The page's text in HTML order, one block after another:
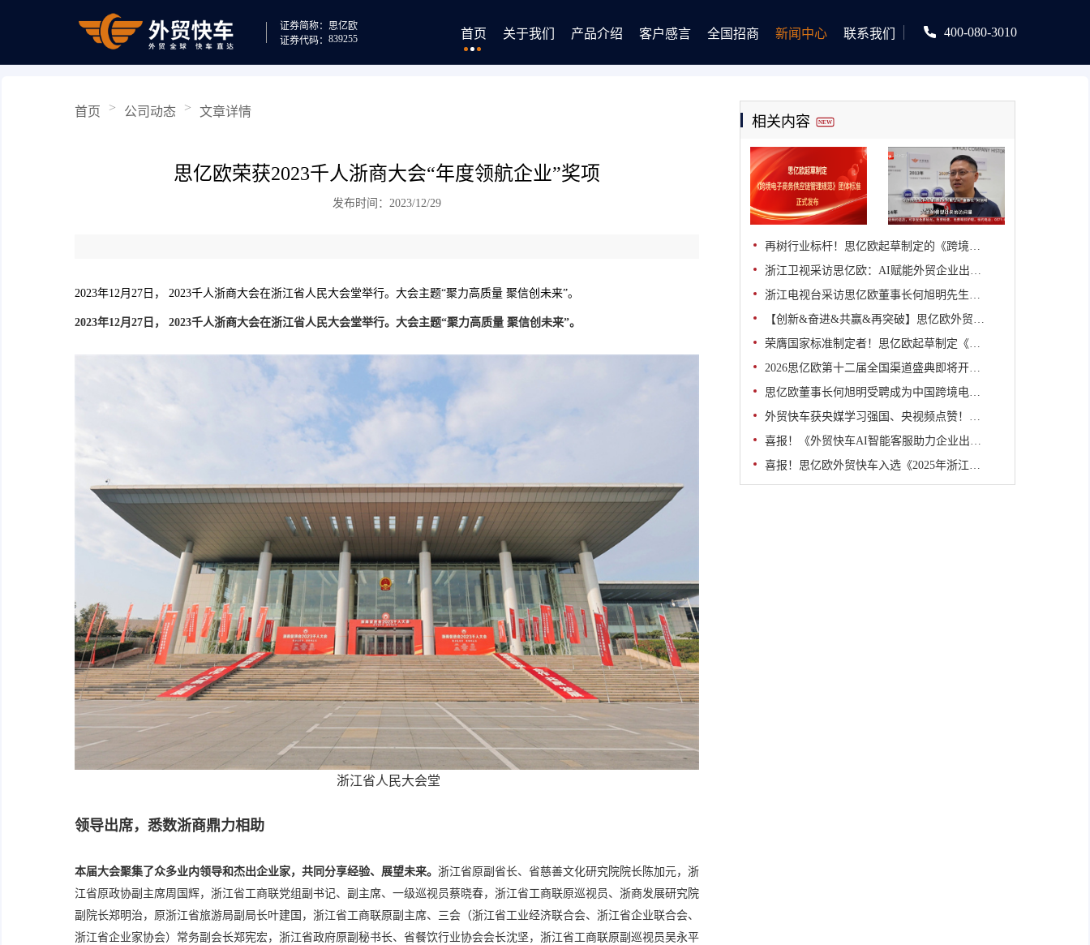
证券简称： 思亿欧
证券代码：839255 首页 关于我们 产品介绍 客户感言 全国招商 新闻中心 联系我们 400-080-3010
首页 > 公司动态 > 文章详情
思亿欧荣获2023千人浙商大会“年度领航企业”奖项
发布时间：2023/12/29
2023年12 月 27 日， 2023千人浙商大会在浙江省人民大会堂举行。大会主题“聚力高质量 聚信创未来”。
2023年12月27日， 2023千人浙商大会在浙江省人民大会堂举行。大会主题“聚力高质量 聚信创未来”。
浙江省人民大会堂
领导出席，悉数浙商鼎力相助
本届大会聚集了众多业内领导和杰出企业家，共同分享经验、展望未来。 浙江省原副省长、省慈善文化研究院院长陈加元，浙
江省原政协副主席周国辉，浙江省工商联党组副书记、副主席、一级巡视员蔡晓春，浙江省工商联原巡视员、浙商发展研究院
副院长郑明治，原浙江省旅游局副局长叶建国，浙江省工商联原副主席、三会（浙江省工业经济联合会、浙江省企业联合会、
浙江省企业家协会）常务副会长郑宪宏，浙江省政府原副秘书长、省餐饮行业协会会长沈坚，浙江省工商联原副巡视员吴永平
相关内容 NEW
再树行业标杆！思亿欧起草制定的《跨境电子商务供应链管理规范》团体标准正式发布
浙江卫视采访思亿欧：AI赋能外贸企业出海，助力中国外贸提质增效
浙江电视台采访思亿欧董事长何旭明先生：思亿欧外贸快车引领“内转外”企业乘AI东风出海
【创新&奋进&共赢&再突破】思亿欧外贸快车第十二届全国渠道盛典胜利闭幕！
荣膺国家标准制定者！思亿欧起草制定《跨境电商独立站运营服务指南》国家标准正式发布并实施！
2026思亿欧第十二届全国渠道盛典即将开幕！
思亿欧董事长何旭明受聘成为中国跨境电商50人论坛特邀专家！
外贸快车获央媒学习强国、央视频点赞！解码省级重点项目背后的出海“赋能力”
喜报！《外贸快车AI智能客服助力企业出海》入选2025年浙江省数字贸易创新应用优秀案例
喜报！思亿欧外贸快车入选《2025年浙江省数字贸易百强榜》